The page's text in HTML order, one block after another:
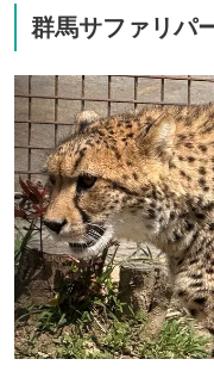
群馬サファリパ